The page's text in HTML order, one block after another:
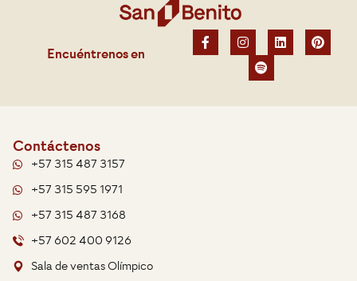
Encuéntrenos en
Contáctenos
+57 315 487 3157
+57 315 595 1971
+57 315 487 3168
+57 602 400 9126
Sala de ventas Olímpico